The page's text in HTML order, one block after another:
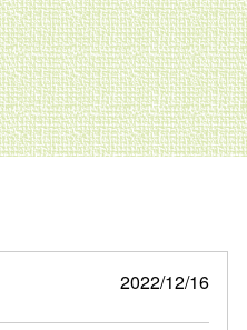
2022/12/16